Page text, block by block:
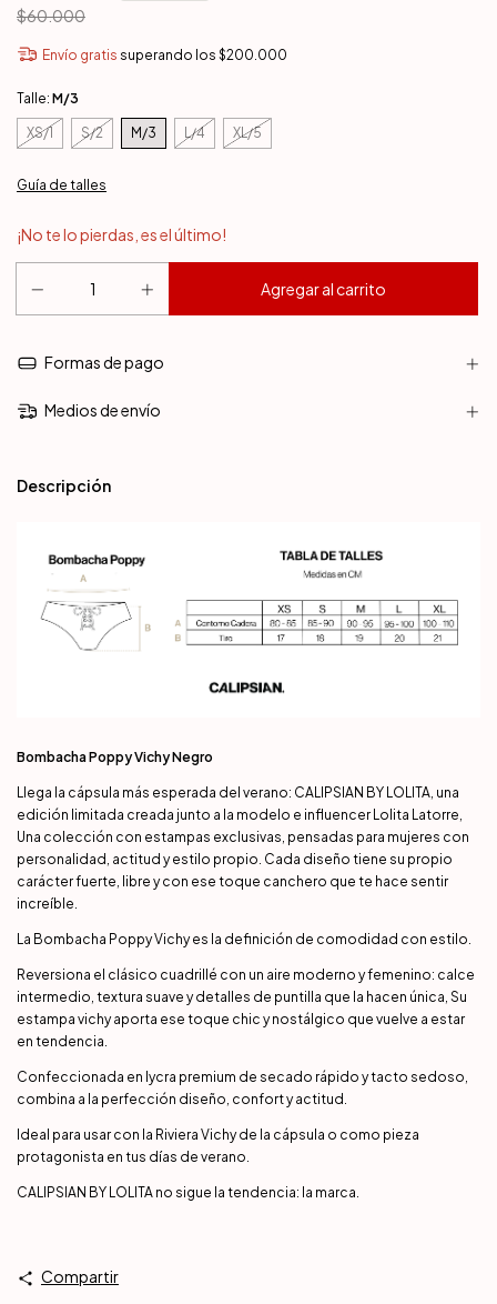
$60.000
Envío gratis superando los $200.000
Talle: M/3
XS/1 S/2 M/3 L/4 XL/5
Guía de talles
¡No te lo pierdas, es el último!
Formas de pago
Medios de envío
Descripción
Bombacha Poppy Vichy Negro
Llega la cápsula más esperada del verano: CALIPSIAN BY LOLITA, una
edición limitada creada junto a la modelo e influencer Lolita Latorre,
Una colección con estampas exclusivas, pensadas para mujeres con
personalidad, actitud y estilo propio. Cada diseño tiene su propio
carácter fuerte, libre y con ese toque canchero que te hace sentir
increíble.
La Bombacha Poppy Vichy es la definición de comodidad con estilo.
Reversiona el clásico cuadrillé con un aire moderno y femenino: calce
intermedio, textura suave y detalles de puntilla que la hacen única, Su
estampa vichy aporta ese toque chic y nostálgico que vuelve a estar
en tendencia.
Confeccionada en lycra premium de secado rápido y tacto sedoso,
combina a la perfección diseño, confort y actitud.
Ideal para usar con la Riviera Vichy de la cápsula o como pieza
protagonista en tus días de verano.
CALIPSIAN BY LOLITA no sigue la tendencia: la marca.
Compartir